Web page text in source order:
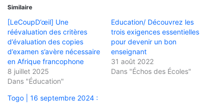
Similaire
[LeCoupD’œil] Une
réévaluation des critères
d’évaluation des copies
d’examen s’avère nécessaire
en Afrique francophone
8 juillet 2025
Dans "Éducation"
Education/ Découvrez les
trois exigences essentielles
pour devenir un bon
enseignant
31 août 2022
Dans "Échos des Écoles"
Togo | 16 septembre 2024 :